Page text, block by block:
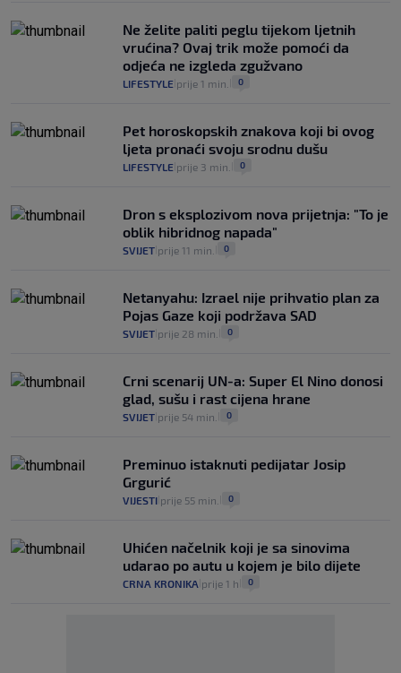
Ne želite paliti peglu tijekom ljetnih
vrućina? Ovaj trik može pomoći da
odjeća ne izgleda zgužvano
LIFESTYLE prije 1 min. 0
Pet horoskopskih znakova koji bi ovog
ljeta pronaći svoju srodnu dušu
LIFESTYLE prije 3 min. 0
Dron s eksplozivom nova prijetnja: "To je
oblik hibridnog napada"
SVIJET prije 11 min. 0
Netanyahu: Izrael nije prihvatio plan za
Pojas Gaze koji podržava SAD
SVIJET prije 28 min. 0
Crni scenarij UN-a: Super El Nino donosi
glad, sušu i rast cijena hrane
SVIJET prije 54 min. 0
Preminuo istaknuti pedijatar Josip
Grgurić
VIJESTI prije 55 min. 0
Uhićen načelnik koji je sa sinovima
udarao po autu u kojem je bilo dijete
CRNA KRONIKA prije 1 h 0